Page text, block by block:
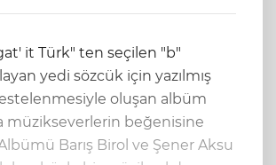
it Türk" ten seçilen "b"
yedi sözcük için yazılmış
oluşan albüm
müzikseverlerin beğenisine
Barış Birol ve Şener Aksu